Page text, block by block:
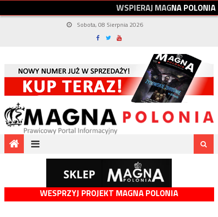
WSPIERAJMAGNAPOLONIA
Sobota, 08 Sierpnia 2026
WESPRZYJ PROJEKT MAGNA POLONIA